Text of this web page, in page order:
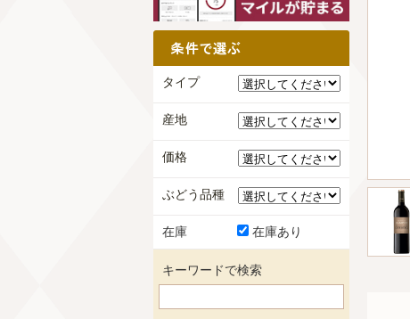
タイプ
産地
価格
ぶどう品種
在庫 在庫あり
キーワードで検索